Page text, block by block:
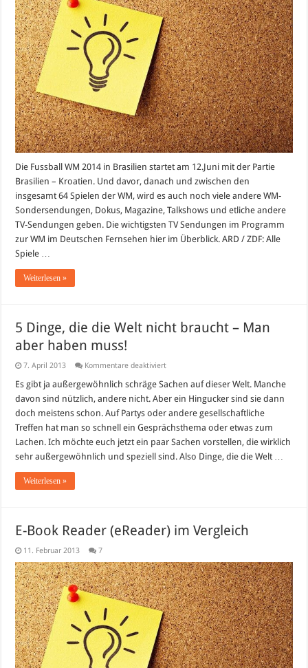
zur
WM
im
deutschen
Fernsehen
im
Überblick
Die Fussball WM 2014 in Brasilien startet am 12.Juni mit der Partie
Brasilien – Kroatien. Und davor, danach und zwischen den
insgesamt 64 Spielen der WM, wird es auch noch viele andere WM-
Sondersendungen, Dokus, Magazine, Talkshows und etliche andere
TV-Sendungen geben. Die wichtigsten TV Sendungen im Programm
zur WM im Deutschen Fernsehen hier im Überblick. ARD / ZDF: Alle
Spiele …
Weiterlesen »
5 Dinge, die die Welt nicht braucht – Man
aber haben muss!
7. April 2013 Kommentare deaktiviertfür
Dinge,
die
Welt
nicht
braucht
Man
aber
Es gibt ja außergewöhnlich schräge Sachen auf dieser Welt. Manche
davon sind nützlich, andere nicht. Aber ein Hingucker sind sie dann
doch meistens schon. Auf Partys oder andere gesellschaftliche
Treffen hat man so schnell ein Gesprächsthema oder etwas zum
Lachen. Ich möchte euch jetzt ein paar Sachen vorstellen, die wirklich
sehr außergewöhnlich und speziell sind. Also Dinge, die die Welt …
Weiterlesen »
E-Book Reader (eReader) im Vergleich
11. Februar 2013 7